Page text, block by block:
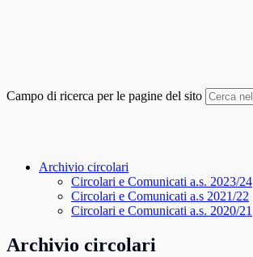
Campo di ricerca per le pagine del sito
Archivio circolari
Circolari e Comunicati a.s. 2023/24
Circolari e Comunicati a.s 2021/22
Circolari e Comunicati a.s. 2020/21
Archivio circolari